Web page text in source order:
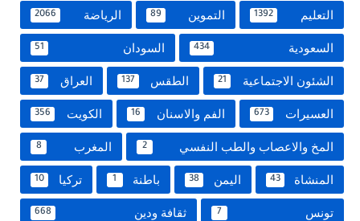
التعليم 1392 التموين 89 الرياضة 2066
السعودية 434 السودان 51
الشئون الاجتماعية 21 الطقس 137 العراق 37
العسيرات 673 الفم والاسنان 16 الكويت 356
المخ والاعصاب والطب النفسي 2 المغرب 8
المنشاة 43 اليمن 38 باطنة 1 تركيا 10
تونس 7 ثقافة ودين 668